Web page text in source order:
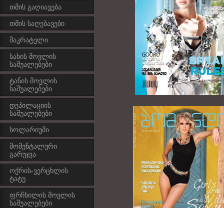
თმის გაღიავება
თმის საღებავები
მაკრატელი
სახის მოვლის
საშუალებები
ტანის მოვლის
საშუალებები
დეპილაციის
საშუალებები
სოლარიუმი
მომენტალური
გარუჯვა
ოქრის-ვერცხლის
ტატუ
ფრჩხილის მოვლის
საშუალებები